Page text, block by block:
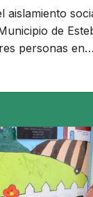
aislamiento
de
personas en…